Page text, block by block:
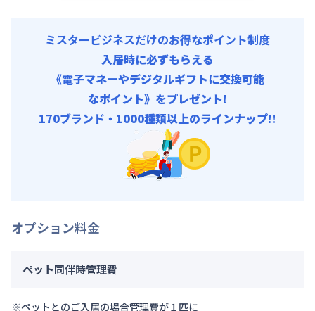
ミスタービジネスだけのお得なポイント制度
入居時に必ずもらえる
《電子マネーやデジタルギフトに交換可能
なポイント》をプレゼント!
170ブランド・1000種類以上のラインナップ!!
オプション料金
ペット同伴時管理費
※ペットとのご入居の場合管理費が１匹に